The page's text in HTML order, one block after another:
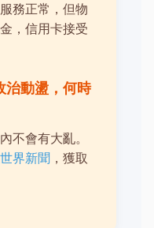
務正常，但物
，信用卡接受
治動盪，何時
不會有大亂。
界新聞 ，獲取